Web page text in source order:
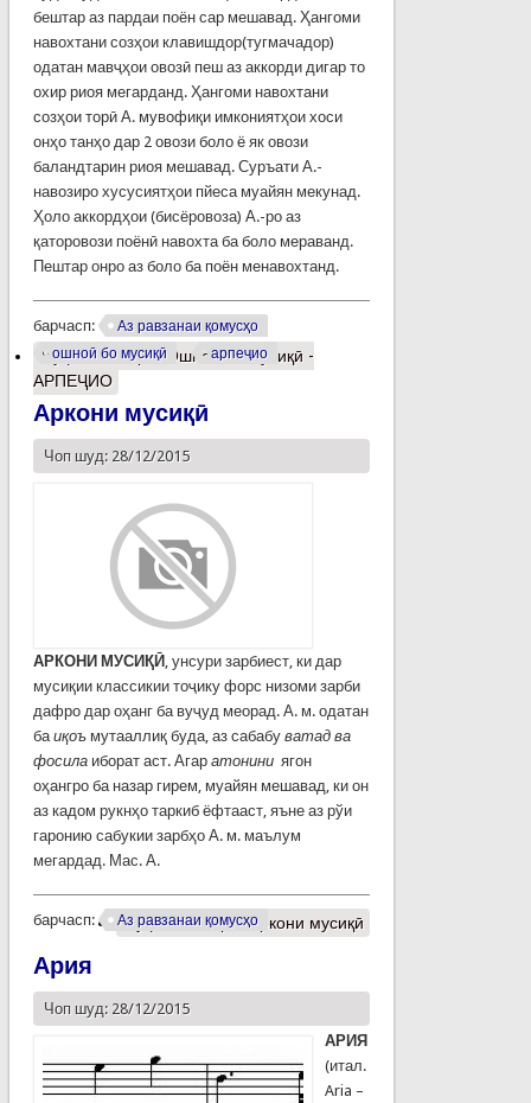
бештар аз пардаи поён сар мешавад. Ҳангоми
навохтани созҳои клавишдор(тугмачадор)
одатан мавҷҳои овозӣ пеш аз аккорди дигар то
охир риоя мегарданд. Ҳангоми навохтани
созҳои торӣ А. мувофиқи имкониятҳои хоси
онҳо танҳо дар 2 овози боло ё як овози
баландтарин риоя мешавад. Суръати А.-
навозиро хусусиятҳои пйеса муайян мекунад.
Ҳоло аккордҳои (бисёровоза) А.-ро аз
қаторовози поёнӣ навохта ба боло мераванд.
Пештар онро аз боло ба поён менавохтанд.
барчасп:
Аз равзанаи қомусҳо
ошноӣ бо мусиқӣ
арпеҷио
Муфассалтаро Ошноӣ бо мусиқӣ -
АРПЕҶИО
Аркони мусиқӣ
Чоп шуд: 28/12/2015
АРКОНИ МУСИҚӢ, унсури зарбиест, ки дар
мусиқии классикии тоҷику форс низоми зарби
дафро дар оҳанг ба вуҷуд меорад. А. м. одатан
ба иқоъмутааллиқ буда, аз сабабуватад ва
фосилаиборат аст. Агар атонини ягон
оҳангро ба назар гирем, муайян мешавад, ки он
аз кадом рукнҳо таркиб ёфтааст, яъне аз рўи
гаронию сабукии зарбҳо А. м. маълум
мегардад. Мас. А.
барчасп: Аз равзанаи қомусҳо
Муфассалтаро Аркони мусиқӣ
Ария
Чоп шуд: 28/12/2015
АРИЯ
(итал.
Aria –